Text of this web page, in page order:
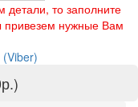
то заполните
нужные Вам